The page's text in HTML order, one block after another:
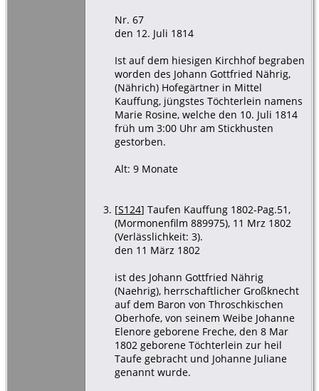
Nr. 67
den 12. Juli 1814
Ist auf dem hiesigen Kirchhof begraben
worden des Johann Gottfried Nährig,
(Nährich) Hofegärtner in Mittel
Kauffung, jüngstes Töchterlein namens
Marie Rosine, welche den 10. Juli 1814
früh um 3:00 Uhr am Stickhusten
gestorben.
Alt: 9 Monate
[S124] Taufen Kauffung 1802-Pag.51,
(Mormonenfilm 889975), 11 Mrz 1802
(Verlässlichkeit: 3).
den 11 März 1802
ist des Johann Gottfried Nährig
(Naehrig), herrschaftlicher Großknecht
auf dem Baron von Throschkischen
Oberhofe, von seinem Weibe Johanne
Elenore geborene Freche, den 8 Mar
1802 geborene Töchterlein zur heil
Taufe gebracht und Johanne Juliane
genannt wurde.